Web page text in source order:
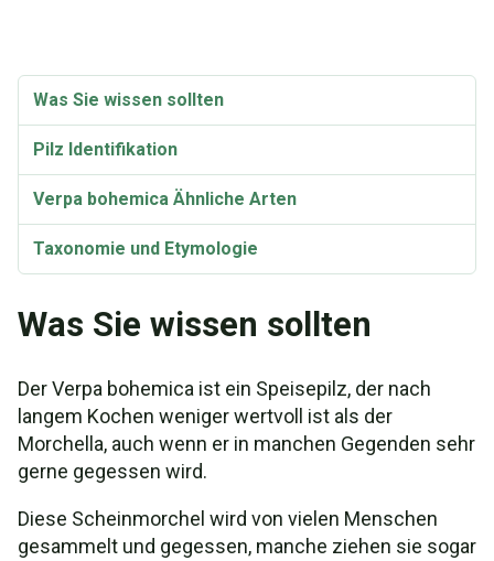
Was Sie wissen sollten
Pilz Identifikation
Verpa bohemica Ähnliche Arten
Taxonomie und Etymologie
Was Sie wissen sollten
Der Verpa bohemica ist ein Speisepilz, der nach
langem Kochen weniger wertvoll ist als der
Morchella, auch wenn er in manchen Gegenden sehr
gerne gegessen wird.
Diese Scheinmorchel wird von vielen Menschen
gesammelt und gegessen, manche ziehen sie sogar